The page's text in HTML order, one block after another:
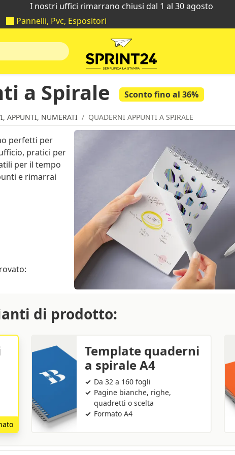
I nostri uffici rimarrano chiusi dal 1 al 30 agosto
Pannelli, Pvc, Espositori
a Spirale Sconto fino al 36%
APPUNTI, NUMERATI QUADERNI APPUNTI A SPIRALE
perfetti per
pratici per
per il tempo
e rimarrai
di prodotto:
Template quaderni
a spirale A4
Da 32 a 160 fogli
Pagine bianche, righe,
quadretti o scelta
Formato A4